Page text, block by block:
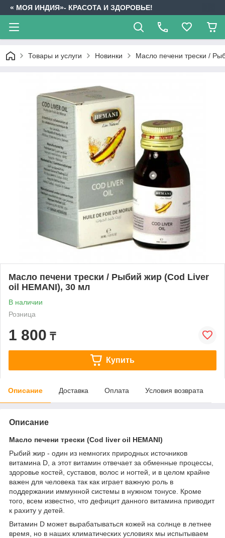
« МОЯ ИНДИЯ»- КРАСОТА И ЗДОРОВЬЕ!
Товары и услуги Новинки Масло печени трески /
Масло печени трески / Рыбий жир (Cod Liver
oil HEMANI), 30 мл
В наличии
Розница
1 800 ₸
Купить
Описание Доставка Оплата Условия возврата
Описание
Масло печени трески (Cod liver oil HEMANI)
Рыбий жир - один из немногих природных источников
витамина D, а этот витамин отвечает за обменные процессы,
здоровье костей, суставов, волос и ногтей, и в целом крайне
важен для человека так как играет важную роль в
поддержании иммунной системы в нужном тонусе. Кроме
того, всем известно, что дефицит данного витамина приводит
к рахиту у детей.
Витамин D может вырабатываться кожей на солнце в летнее
время, но в наших климатических условиях мы испытываем